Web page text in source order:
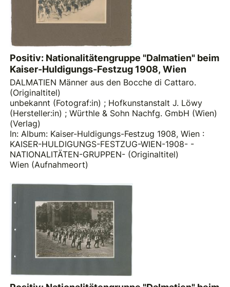
Positiv: Nationalitätengruppe "Dalmatien" beim
Kaiser-Huldigungs-Festzug 1908, Wien
DALMATIEN Männer aus den Bocche di Cattaro.
(Originaltitel)
unbekannt (Fotograf:in) ; Hofkunstanstalt J. Löwy
(Hersteller:in) ;Würthle & Sohn Nachfg. GmbH (Wien)
(Verlag)
In: Album: Kaiser-Huldigungs-Festzug 1908, Wien :
KAISER-HULDIGUNGS-FESTZUG-WIEN-1908- -
NATIONALITÄTEN-GRUPPEN- (Originaltitel)
Wien (Aufnahmeort)